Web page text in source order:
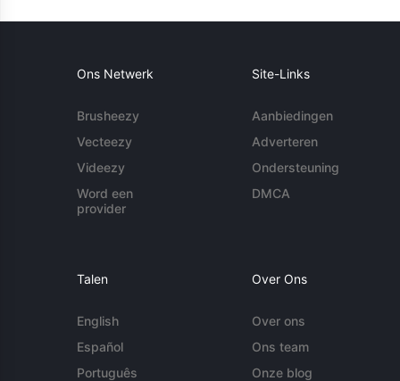
Ons Netwerk
Brusheezy
Vecteezy
Videezy
Word een
provider
Site-Links
Aanbiedingen
Adverteren
Ondersteuning
DMCA
Talen
English
Español
Português
Over Ons
Over ons
Ons team
Onze blog